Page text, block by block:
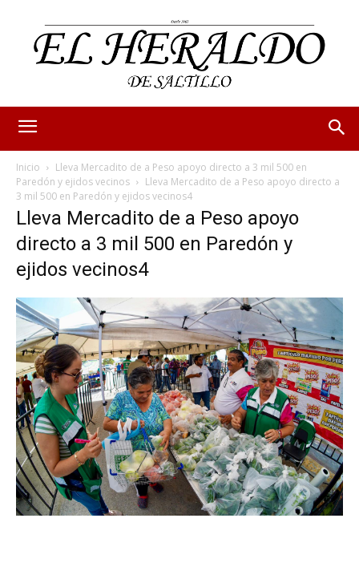
Inicio
Lleva Mercadito de a Peso apoyo directo a 3 mil 500 en
Paredón y ejidos vecinos
Lleva Mercadito de a Peso apoyo directo a
3 mil 500 en Paredón y ejidos vecinos4
Lleva Mercadito de a Peso apoyo
directo a 3 mil 500 en Paredón y
ejidos vecinos4